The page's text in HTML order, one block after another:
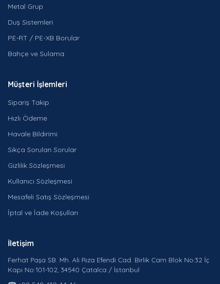
Metal Grup
Duş Sistemleri
PE-RT / PE-XB Borular
Bahçe ve Sulama
Müşteri İşlemleri
Sipariş Takip
Hızlı Ödeme
Havale Bildirimi
Sıkça Sorulan Sorular
Gizlilik Sözleşmesi
Kullanıcı Sözleşmesi
Mesafeli Satış Sözleşmesi
İptal ve İade Koşulları
İletişim
Ferhat Paşa SB. Mh. Ali Rıza Efendi Cad. Birlik Cam Blok No:32 İç
Kapı No:101-102, 34540 Çatalca / İstanbul